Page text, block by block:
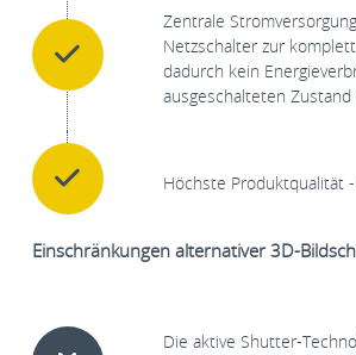
Zentrale
Netzschalter zur
dadurch kein
ausgeschalteten Zustand
Höchste Produktqualität
Einschränkungen alternativer 3D-
Die aktive Shutter-